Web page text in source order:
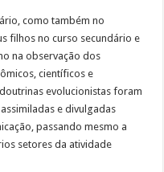
como também no
filhos no curso secundário e
na observação dos
científicos e
evolucionistas foram
e divulgadas
passando mesmo a
setores da atividade